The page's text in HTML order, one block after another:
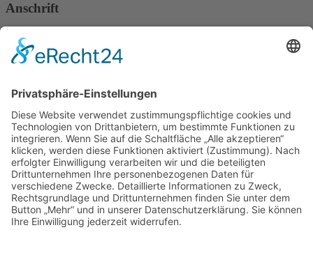
Anschrift
Verband Deutscher Tierheilpraktiker e.V.
Verbandsverwaltung
Am Rosenbraken 12
E-Mail
Diese E-Mail-Adresse ist vor Spambots geschützt! Zur Anzeige
muss JavaScript eingeschaltet sein!
Diese E-Mail-Adresse ist vor Spambots geschützt! Zur Anzeige
muss JavaScript eingeschaltet sein!
Telefon Service-Team
Tel: 0261-1349 5200